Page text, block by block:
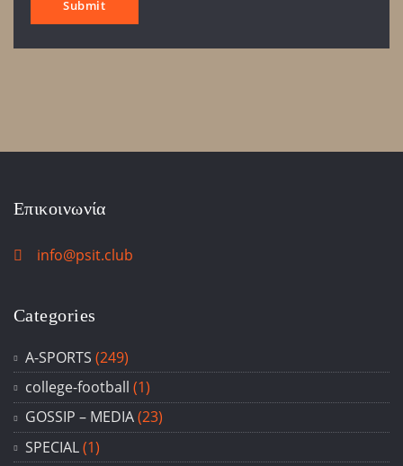
Επικοινωνία
info@psit.club
Categories
A-SPORTS (249)
college-football (1)
GOSSIP – ΜΕDIA(23)
SPECIAL(1)